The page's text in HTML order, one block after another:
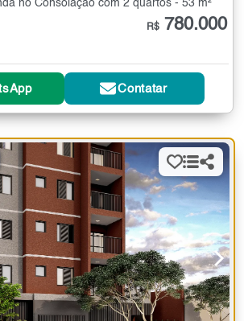
no Consolação com 2 quartos - 53 m²
R$ 780.000
Contatar